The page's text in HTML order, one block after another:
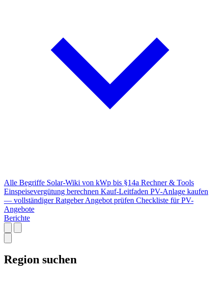
Alle Begriffe Solar-Wiki von kWp bis §14a Rechner & Tools
Einspeisevergütung berechnen Kauf-Leitfaden PV-Anlage kaufen
— vollständiger Ratgeber Angebot prüfen Checkliste für PV-
Angebote
Berichte
Region suchen